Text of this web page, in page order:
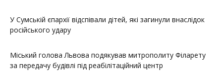
У Сумській єпархії відспівали дітей, які загинули внаслідок
російського удару
Міський голова Львова подякував митрополиту Філарету
за передачу будівлі під реабілітаційний центр